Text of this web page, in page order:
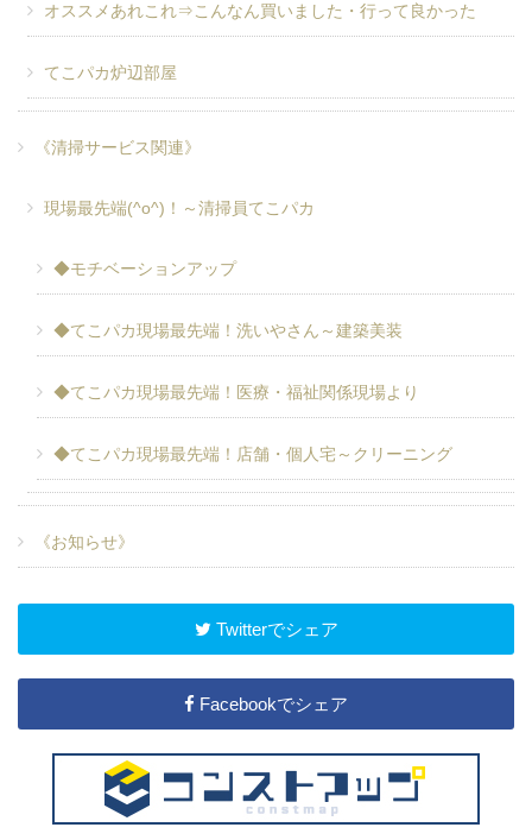
オススメあれこれ⇒こんなん買いました・行って良かった
てこパカ炉辺部屋
《清掃サービス関連》
現場最先端(^o^)！～清掃員てこパカ
◆モチベーションアップ
◆てこパカ現場最先端！洗いやさん～建築美装
◆てこパカ現場最先端！医療・福祉関係現場より
◆てこパカ現場最先端！店舗・個人宅～クリーニング
《お知らせ》
Twitterでシェア
Facebookでシェア